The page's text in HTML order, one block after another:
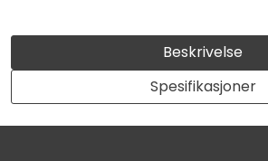
Beskrivelse
Spesifikasjoner